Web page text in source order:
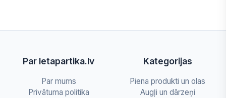
Par letapartika.lv
Par mums
Privātuma politika
Kategorijas
Piena produkti un olas
Augļi un dārzeņi